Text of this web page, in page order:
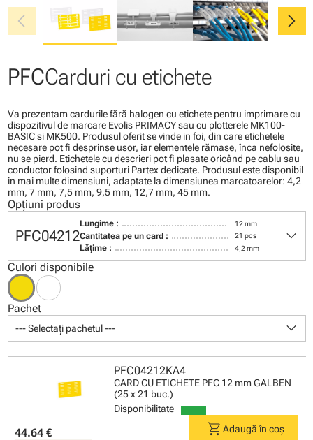
chevron_left chevron_right
PFCCarduri cu etichete
Va prezentam cardurile fără halogen cu etichete pentru imprimare cu
dispozitivul de marcare Evolis PRIMACY sau cu plotterele MK100-
BASIC si MK500. Produsul oferit se vinde in foi, din care etichetele
necesare pot fi desprinse usor, iar elementele rămase, înca nefolosite,
nu se pierd. Etichetele cu descrieri pot fi plasate oricând pe cablu sau
conductor folosind suporturi Partex dedicate. Produsul este disponibil
in mai multe dimensiuni, adaptate la dimensiunea marcatoarelor: 4,2
mm, 7 mm, 7,5 mm, 9,5 mm, 12,7 mm, 45 mm.
Opțiuni produs
PFC04212
Lungime : 12 mm
Cantitatea pe un card : 21 pcs
Lăţime : 4,2 mm keyboard_arrow_down
Culori disponibile
Pachet
--- Selectați pachetul --- keyboard_arrow_down
PFC04212KA4
CARD CU ETICHETE PFC 12 mm GALBEN
(25 x 21 buc.)
Disponibilitate
44.64 € shopping_cartAdaugă în coș